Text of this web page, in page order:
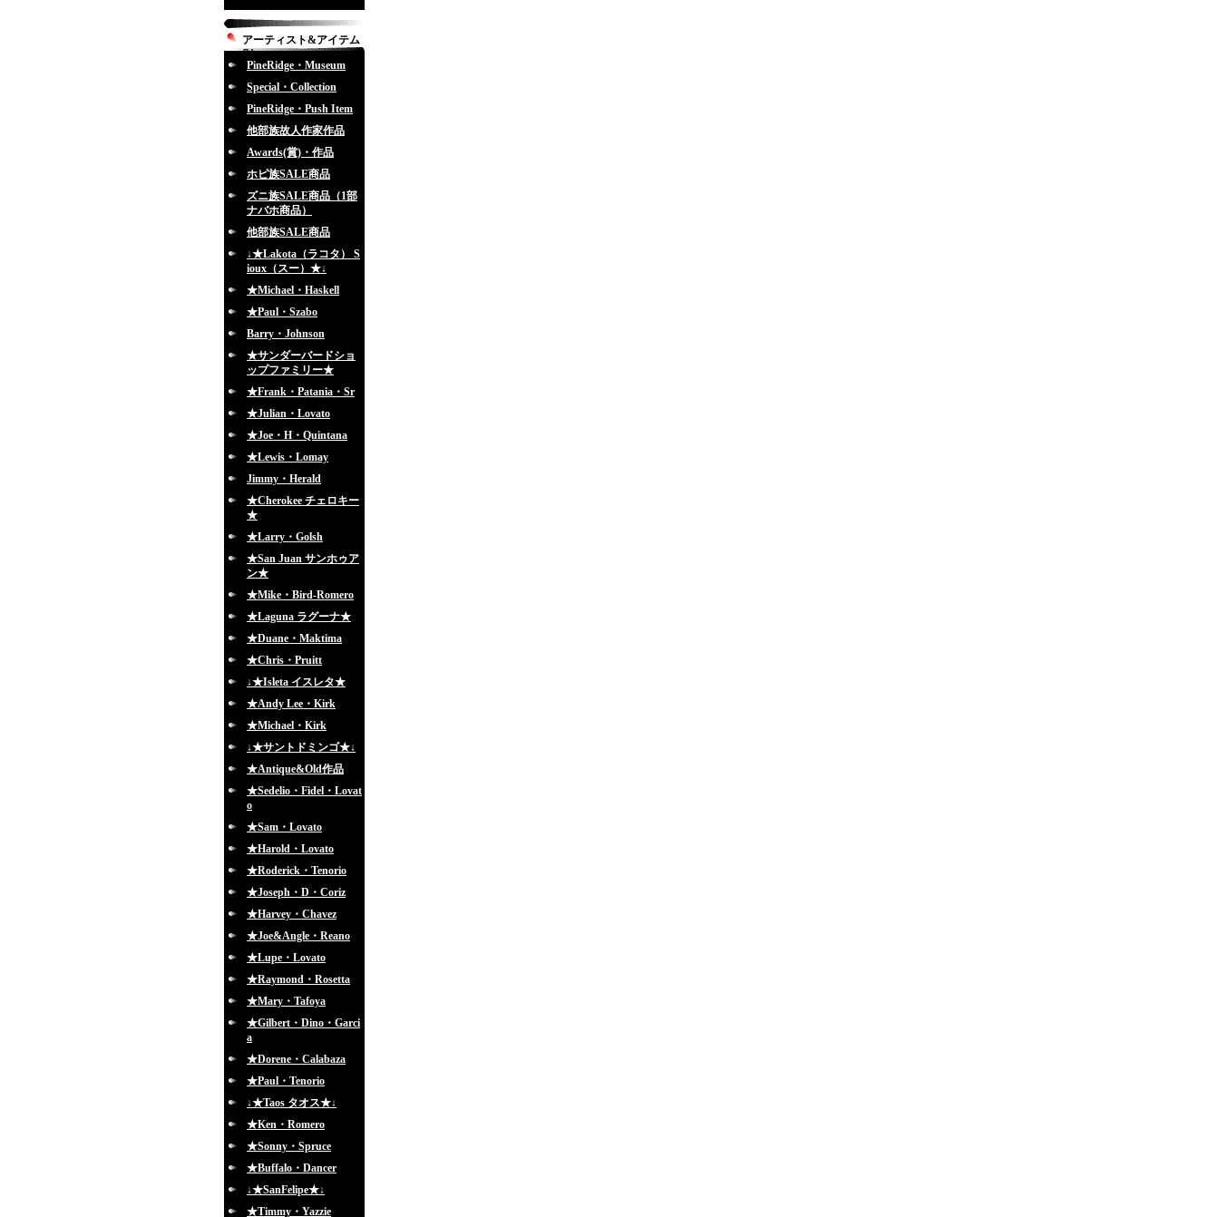
アーティスト&アイテム
別
PineRidge・Museum
Special・Collection
PineRidge・Push Item
他部族故人作家作品
Awards(賞)・作品
ホピ族SALE商品
ズニ族SALE商品（1部
ナバホ商品）
他部族SALE商品
↓★Lakota（ラコタ） S
ioux（スー）★↓
★Michael・Haskell
★Paul・Szabo
Barry・Johnson
★サンダーバードショ
ップファミリー★
★Frank・Patania・Sr
★Julian・Lovato
★Joe・H・Quintana
★Lewis・Lomay
Jimmy・Herald
★Cherokee チェロキー
★
★Larry・Golsh
★San Juan サンホゥア
ン★
★Mike・Bird-Romero
★Laguna ラグーナ★
★Duane・Maktima
★Chris・Pruitt
↓★Isleta イスレタ★
★Andy Lee・Kirk
★Michael・Kirk
↓★サントドミンゴ★↓
★Antique&Old作品
★Sedelio・Fidel・Lovat
o
★Sam・Lovato
★Harold・Lovato
★Roderick・Tenorio
★Joseph・D・Coriz
★Harvey・Chavez
★Joe&Angle・Reano
★Lupe・Lovato
★Raymond・Rosetta
★Mary・Tafoya
★Gilbert・Dino・Garci
a
★Dorene・Calabaza
★Paul・Tenorio
↓★Taos タオス★↓
★Ken・Romero
★Sonny・Spruce
★Buffalo・Dancer
↓★SanFelipe★↓
★Timmy・Yazzie